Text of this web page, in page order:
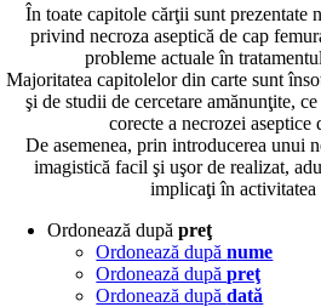
În toate capitole cărţii sunt prezentate
privind necroza aseptică de cap
probleme actuale în
Majoritatea capitolelor din carte sunt
şi de studii de cercetare amă­nun­ţite,
corecte a necrozei aseptice
De asemenea, prin introducerea unui
imagistică facil şi uşor de realizat,
implicaţi în activitatea
Ordonează dupăpreţ
Ordonează dupănume
Ordonează dupăpreţ
Ordonează dupădată